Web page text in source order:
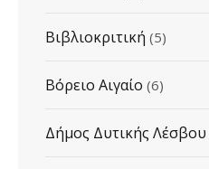
Βιβλιοκριτική (5)
Βόρειο Αιγαίο (6)
Δήμος Δυτικής Λέσβου